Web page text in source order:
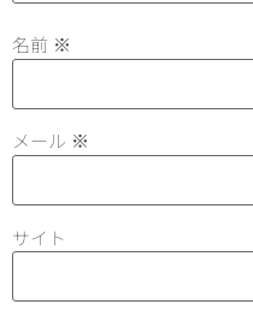
名前 ※
メール ※
サイト